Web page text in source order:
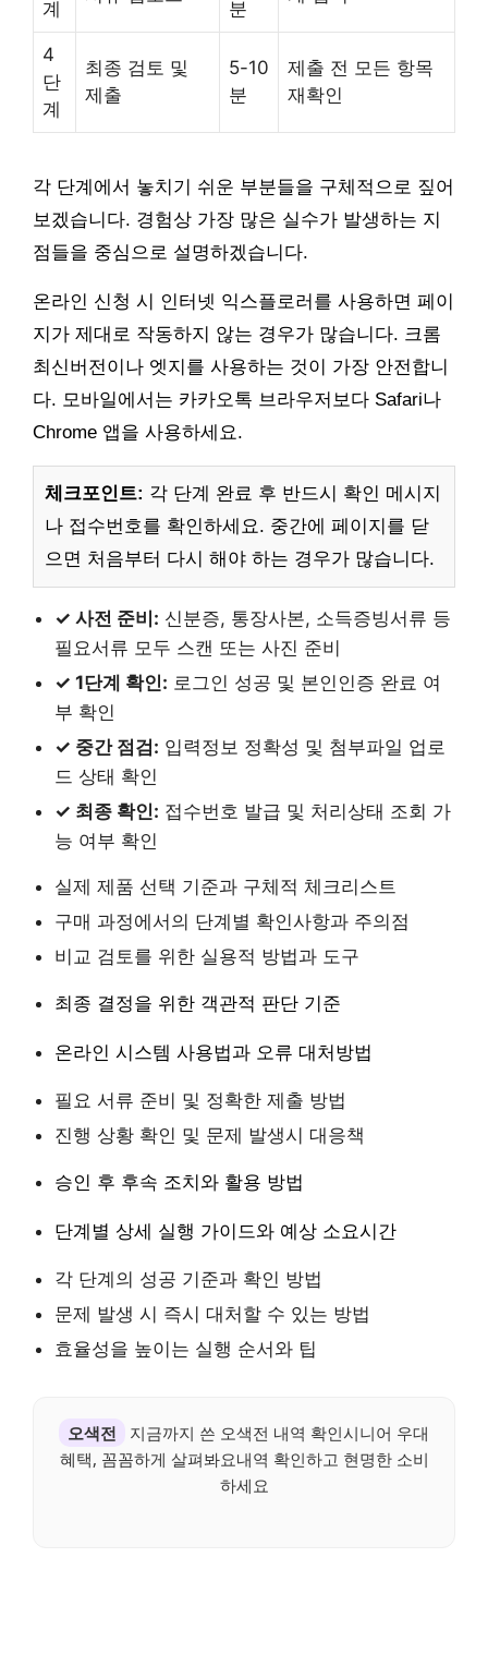
계 분
4
단
계
최종 검토 및
제출
5-10
분
제출 전 모든 항목
재확인
각 단계에서 놓치기 쉬운 부분들을 구체적으로 짚어
보겠습니다. 경험상 가장 많은 실수가 발생하는 지
점들을 중심으로 설명하겠습니다.
온라인 신청 시 인터넷 익스플로러를 사용하면 페이
지가 제대로 작동하지 않는 경우가 많습니다. 크롬
최신버전이나 엣지를 사용하는 것이 가장 안전합니
다. 모바일에서는 카카오톡 브라우저보다 Safari나
Chrome 앱을 사용하세요.
체크포인트: 각 단계 완료 후 반드시 확인 메시지
나 접수번호를 확인하세요. 중간에 페이지를 닫
으면 처음부터 다시 해야 하는 경우가 많습니다.
✓ 사전 준비: 신분증, 통장사본, 소득증빙서류 등
필요서류 모두 스캔 또는 사진 준비
✓ 1단계 확인: 로그인 성공 및 본인인증 완료 여
부 확인
✓ 중간 점검: 입력정보 정확성 및 첨부파일 업로
드 상태 확인
✓ 최종 확인: 접수번호 발급 및 처리상태 조회 가
능 여부 확인
실제 제품 선택 기준과 구체적 체크리스트
구매 과정에서의 단계별 확인사항과 주의점
비교 검토를 위한 실용적 방법과 도구
최종 결정을 위한 객관적 판단 기준
온라인 시스템 사용법과 오류 대처방법
필요 서류 준비 및 정확한 제출 방법
진행 상황 확인 및 문제 발생시 대응책
승인 후 후속 조치와 활용 방법
단계별 상세 실행 가이드와 예상 소요시간
각 단계의 성공 기준과 확인 방법
문제 발생 시 즉시 대처할 수 있는 방법
효율성을 높이는 실행 순서와 팁
오색전
지금까지 쓴 오색전 내역 확인시니어 우대
혜택, 꼼꼼하게 살펴봐요내역 확인하고 현명한 소비
하세요